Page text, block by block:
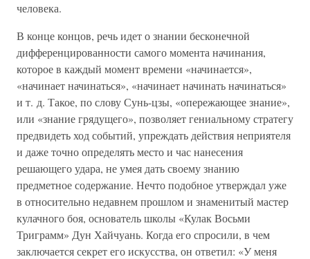
человека.
В конце концов, речь идет о знании бесконечной
дифференцированности самого момента начинания,
которое в каждый момент времени «начинается»,
«начинает начинаться», «начинает начинать начинаться»
и т. д. Такое, по слову Сунь-цзы, «опережающее знание»,
или «знание грядущего», позволяет гениальному стратегу
предвидеть ход событий, упреждать действия неприятеля
и даже точно определять место и час нанесения
решающего удара, не умея дать своему знанию
предметное содержание. Нечто подобное утверждал уже
в относительно недавнем прошлом и знаменитый мастер
кулачного боя, основатель школы «Кулак Восьми
Триграмм» Дун Хайчуань. Когда его спросили, в чем
заключается секрет его искусства, он ответил: «У меня